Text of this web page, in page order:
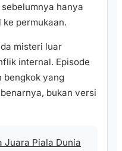
hanya
permukaan.
misteri luar
internal. Episode
bengkok yang
bukan versi
Juara Piala Dunia